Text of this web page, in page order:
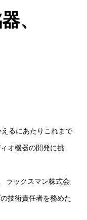
、
るにあたりこれまで
オ機器の開発に挑
ラックスマン株式会
技術責任者を務めた